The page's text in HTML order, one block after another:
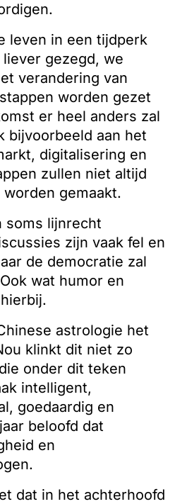
leven in een tijdperk
gezegd, we
verandering van
worden gezet
er heel anders zal
bijvoorbeeld aan het
digitalisering en
zullen niet altijd
gemaakt.
soms lijnrecht
zijn vaak fel en
de democratie zal
wat humor en
astrologie het
klinkt dit niet zo
onder dit teken
intelligent,
goedaardig en
beloofd dat
en
dat in het achterhoofd